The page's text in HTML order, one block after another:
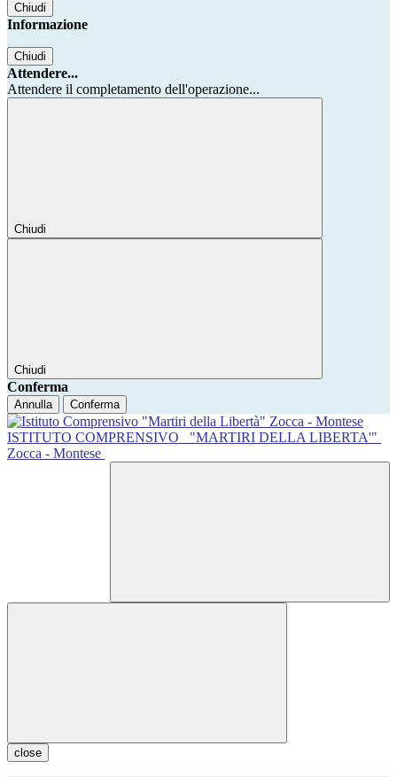
Chiudi
Informazione
Chiudi
Attendere...
Attendere il completamento dell'operazione...
Chiudi
Chiudi
Conferma
Annulla Conferma
ISTITUTO COMPRENSIVO
"MARTIRI DELLA LIBERTA'"
Zocca - Montese
close